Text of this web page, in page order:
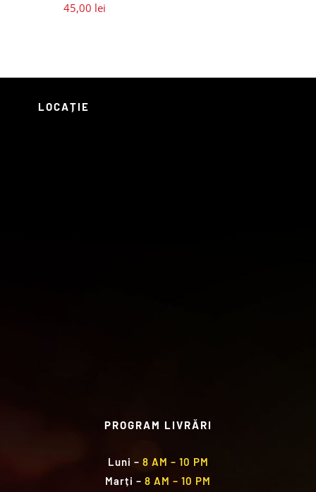
45,00 lei
LOCAȚIE
PROGRAM LIVRĂRI
Luni – 8 AM – 10 PM
Marți – 8 AM – 10 PM